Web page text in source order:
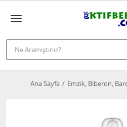
Ana Sayfa Emzik, Biberon,